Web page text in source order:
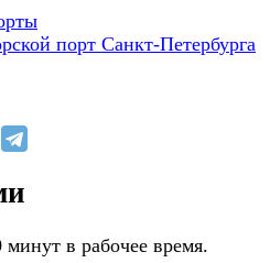
порт Санкт-Петербурга
в рабочее время.